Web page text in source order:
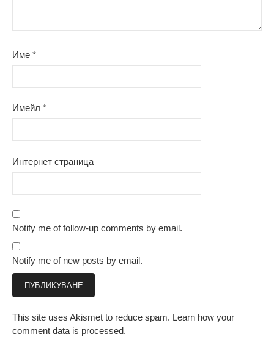
Име *
Имейл *
Интернет страница
Notify me of follow-up comments by email.
Notify me of new posts by email.
This site uses Akismet to reduce spam. Learn how your
comment data is processed.